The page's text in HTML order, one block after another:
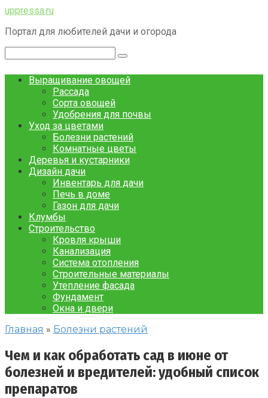
Перейти
контенту
uppressa.ru
Портал для любителей дачи и огорода
Выращивание овощей
Рассада
Сорта овощей
Удобрения для почвы
Уход за цветами
Болезни растений
Комнатные цветы
Деревья и кустарники
Дизайн дачи
Инвентарь для дачи
Печь в доме
Газон для дачи
Клумбы
Строительство
Кровля крыши
Канализация
Система отопления
Строительные материалы
Утепление фасада
Фундамент
Окна и двери
Главная » Болезни растений
Чем и как обработать сад в июне от
болезней и вредителей: удобный список
препаратов